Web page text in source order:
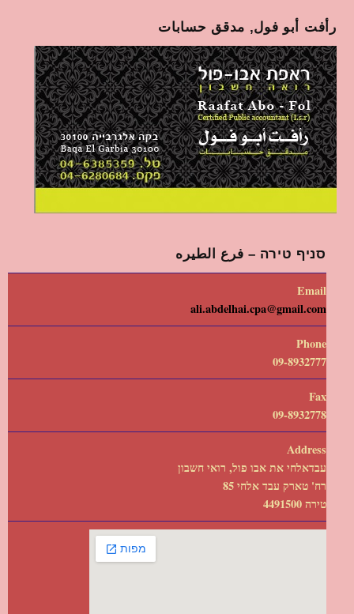
رأفت أبو فول, مدقق حسابات
סניף טירה – فرع الطيره
Email
ali.abdelhai.cpa@gmail.com
Phone
09-8932777
Fax
09-8932778
Address
עבדאלחי את אבו פול, רואי חשבון
רח' טארק עבד אלחי 85
טירה 4491500